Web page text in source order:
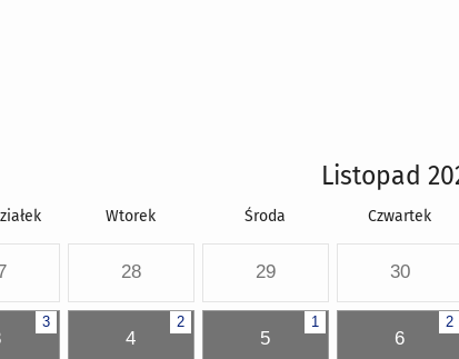
Listopad
Wtorek Środa Czwartek
28 29 30
3 2
4
1
5
2
6